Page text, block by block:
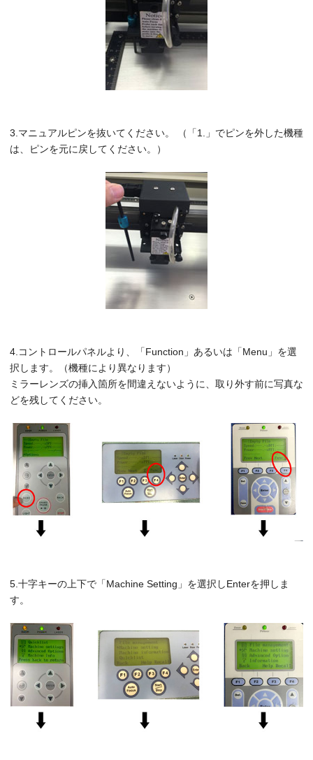
3.マニュアルピンを抜いてください。 （「1.」でピンを外した機種
は、ピンを元に戻してください。）
4.コントロールパネルより、「Function」あるいは「Menu」を選
択します。（機種により異なります）
ミラーレンズの挿入箇所を間違えないように、取り外す前に写真な
どを残してください。
5.十字キーの上下で「Machine Setting」を選択しEnterを押しま
す。